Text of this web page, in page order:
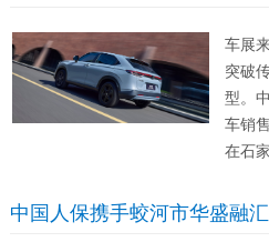
车展
突破
型。
车销
在石
活动
不一
中国人保携手蛟河市华盛融